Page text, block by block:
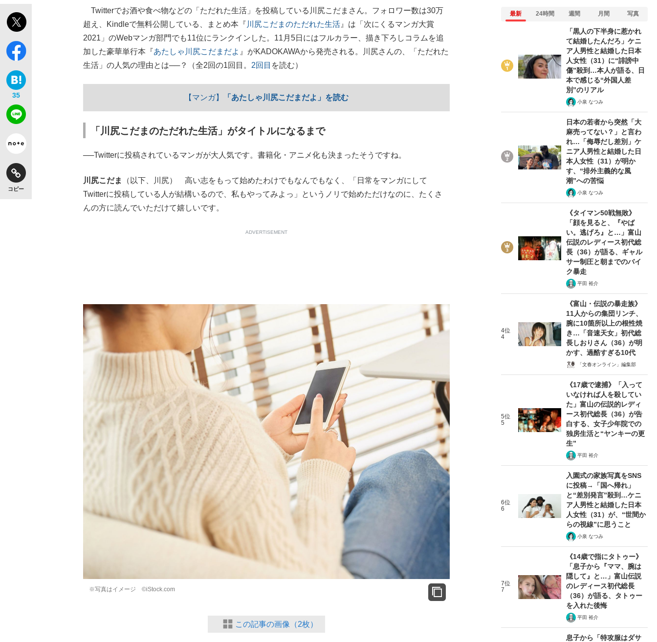
【独自】昭和の大女優・小川真由美（享年86）が鹿児島で3月に死去し...
《VIVANT》頼れる相棒・ドラムが認めた“照ノ富士に激怒され... 《BTS厳戒トーキョー滞在記》RM→渋谷で飲み会、JIN→伊豆の...
もっと見る
35
コピー
Twitterでお酒や食べ物などの「ただれた生活」を投稿している川尻こだまさん。フォロワー数は30万
超え、Kindleで無料公開している、まとめ本『 川尻こだまのただれた生活 』は「次にくるマンガ大賞
2021」のWebマンガ部門でも11位にランクインした。11月5日にはフルカラー、描き下ろしコラムを追
加した豪華単行本『あたしゃ川尻こだまだよ 』がKADOKAWAから発売される。川尻さんの、「ただれた
生活」の人気の理由とは──？（全2回の1回目。 2回目 を読む）
【マンガ】 「あたしゃ川尻こだまだよ」を読む
「川尻こだまのただれた生活」がタイトルになるまで
──Twitterに投稿されているマンガが大人気です。書籍化・アニメ化も決まったそうですね。
川尻こだま
（以下、川尻） 高い志をもって始めたわけでもなんでもなく、「日常をマンガにして
Twitterに投稿している人が結構いるので、私もやってみよっ」というノリで始めただけなのに、たくさ
んの方に読んでいただけて嬉しいです。
ADVERTISEMENT
※写真はイメージ ©iStock.com
この記事の画像（2枚）
最新 24時間 週間 月間 写真
「黒人の下半身に惹かれ
て結婚したんだろ」ケニ
ア人男性と結婚した日本
人女性（31）に“誹謗中
傷”殺到…本人が語る、日
本で感じる“外国人差
別”のリアル
小泉 なつみ
日本の若者から突然「大
麻売ってない？」と言わ
れ…「侮辱だし差別」ケ
ニア人男性と結婚した日
本人女性（31）が明か
す、“排外主義的な風
潮”への苦悩
小泉 なつみ
《タイマン50戦無敗》
「顔を見ると、『やば
い。逃げろ』と…」富山
伝説のレディース初代総
長（36）が語る、ギャル
サー制圧と朝までのバイ
ク暴走
平田 裕介
4位
4
《富山・伝説の暴走族》
11人からの集団リンチ、
腕に10箇所以上の根性焼
き…「音速天女」初代総
長しおりさん（36）が明
かす、過酷すぎる10代
「文春オンライン」編集部
5位
5
《17歳で逮捕》「入って
いなければ人を殺してい
た」富山の伝説的レディ
ース初代総長（36）が告
白する、女子少年院での
独房生活と“ヤンキーの更
生”
平田 裕介
6位
6
入園式の家族写真をSNS
に投稿→「国へ帰れ」
と“差別発言”殺到…ケニ
ア人男性と結婚した日本
人女性（31）が、“世間か
らの視線”に思うこと
小泉 なつみ
7位
7
《14歳で指にタトゥー》
「息子から『ママ、腕は
隠して』と…」富山伝説
のレディース初代総長
（36）が語る、タトゥー
を入れた後悔
平田 裕介
息子から「特攻服はダサ